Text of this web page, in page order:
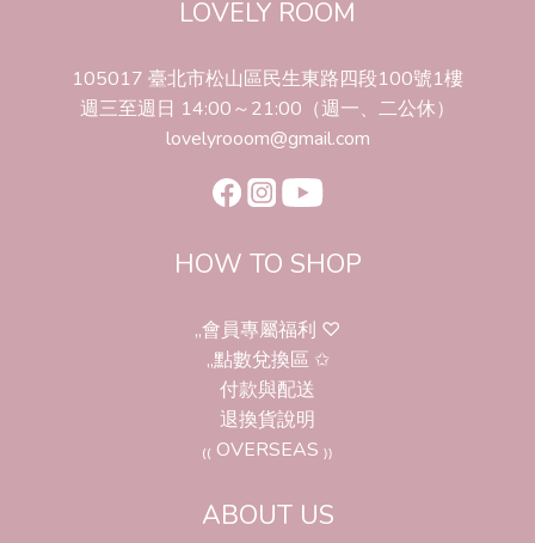
LOVELY ROOM
105017 臺北市松山區民生東路四段100號1樓
週三至週日 14:00～21:00（週一、二公休）
lovelyrooom@gmail.com
HOW TO SHOP
,,會員專屬福利 ♡
,,點數兌換區 ✩
付款與配送
退換貨說明
₍₍ OVERSEAS ₎₎
ABOUT US